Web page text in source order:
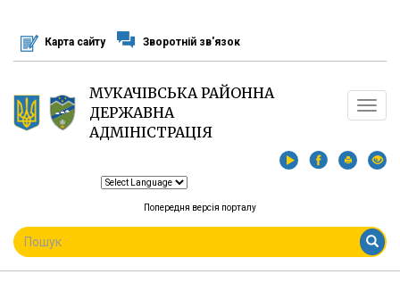
основного
матеріалу
Карта сайту Зворотній зв'язок
МУКАЧІВСЬКА РАЙОННА
ДЕРЖАВНА
АДМІНІСТРАЦІЯ
Toggle
Попередня версія порталу
ПОШУКОВА
ФОРМА
Пошук